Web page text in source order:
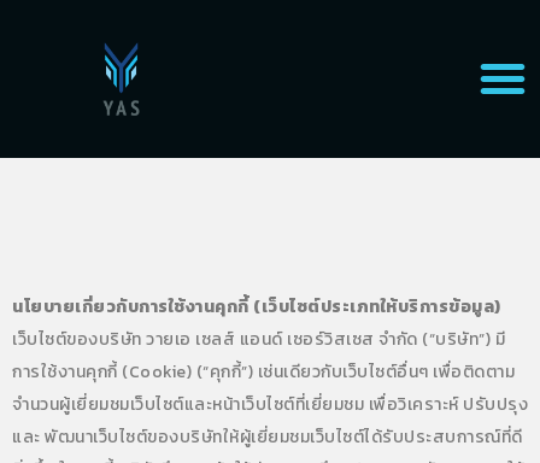
นโยบายเกี่ยวกับการใช้งานคุกกี้ (เว็บไซต์ประเภทให้บริการข้อมูล)
เว็บไซต์ของบริษัท วายเอ เซลส์ แอนด์ เซอร์วิสเซส จำกัด (“บริษัท”) มี
การใช้งานคุกกี้ (Cookie) (“คุกกี้”) เช่นเดียวกับเว็บไซต์อื่นๆ เพื่อติดตาม
จำนวนผู้เยี่ยมชมเว็บไซต์และหน้าเว็บไซต์ที่เยี่ยมชม เพื่อวิเคราะห์ ปรับปรุง
และ พัฒนาเว็บไซต์ของบริษัทให้ผู้เยี่ยมชมเว็บไซต์ได้รับประสบการณ์ที่ดี